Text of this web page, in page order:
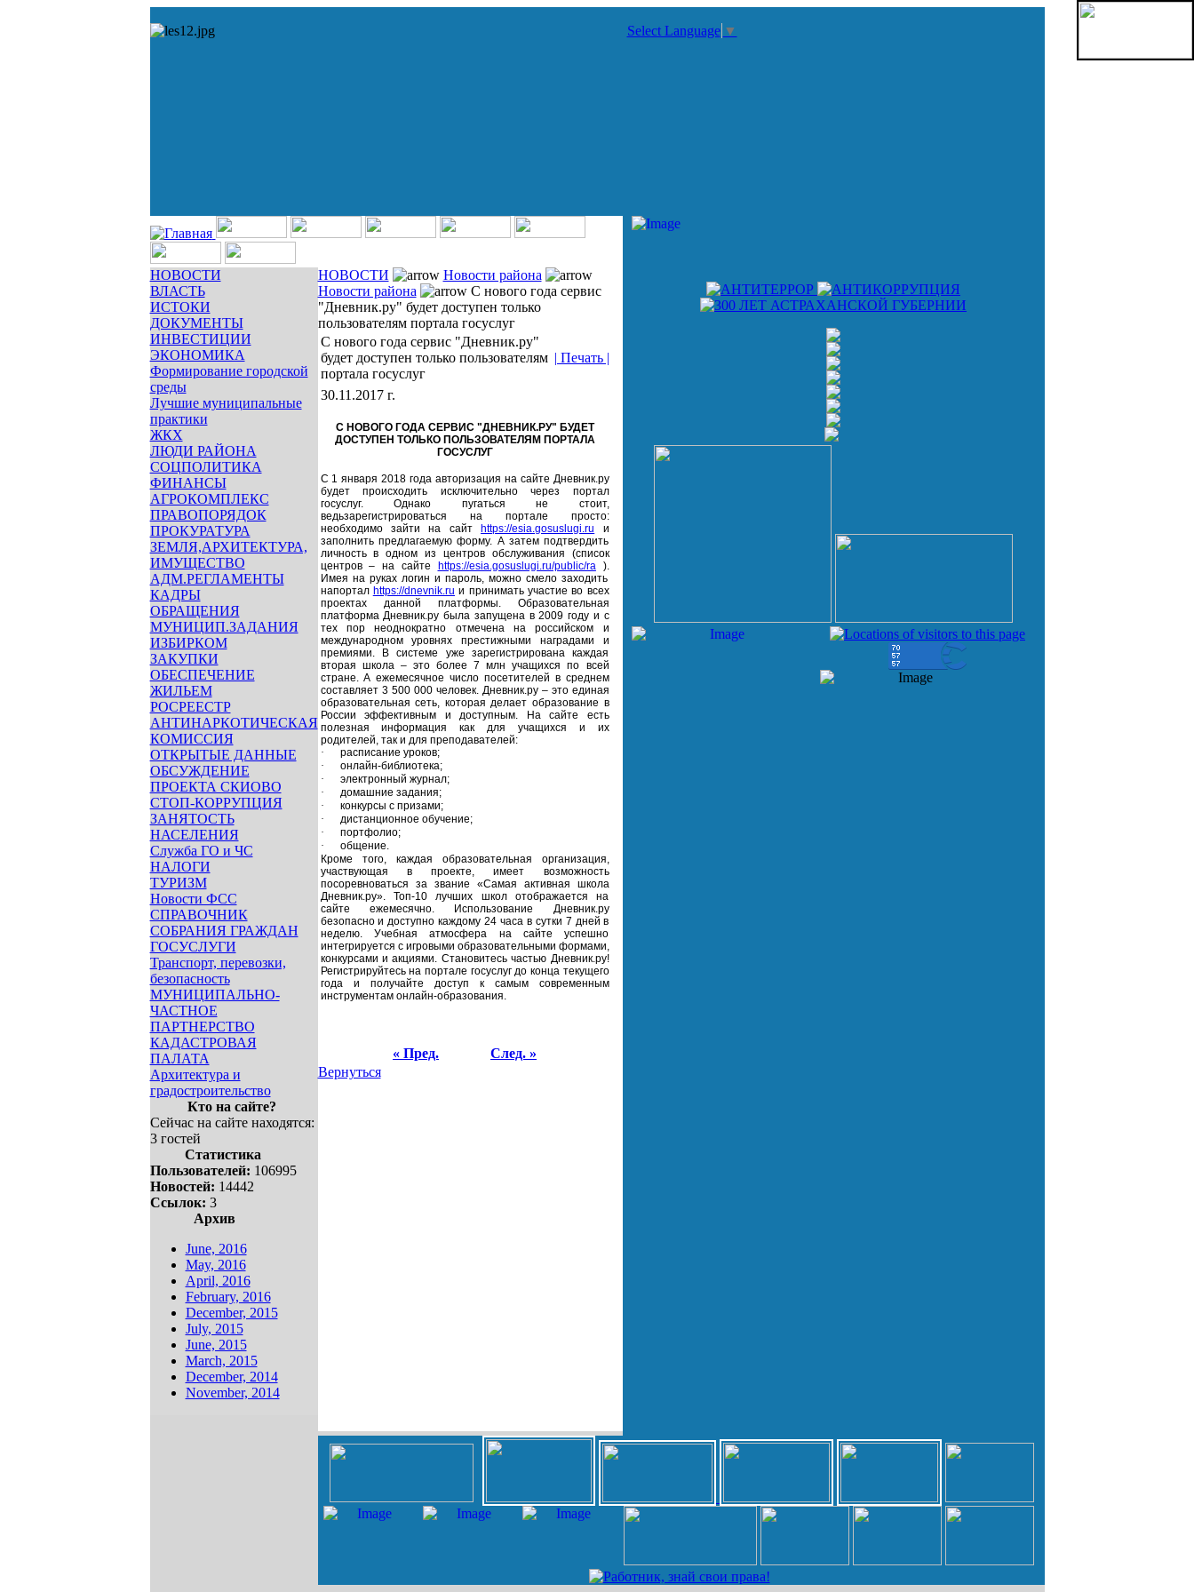
Select Language ▼
НОВОСТИ
ВЛАСТЬ
ИСТОКИ
ДОКУМЕНТЫ
ИНВЕСТИЦИИ
ЭКОНОМИКА
Формирование городской
среды
Лучшие муниципальные
практики
ЖКХ
ЛЮДИ РАЙОНА
СОЦПОЛИТИКА
ФИНАНСЫ
АГРОКОМПЛЕКС
ПРАВОПОРЯДОК
ПРОКУРАТУРА
ЗЕМЛЯ,АРХИТЕКТУРА,
ИМУЩЕСТВО
АДМ.РЕГЛАМЕНТЫ
КАДРЫ
ОБРАЩЕНИЯ
МУНИЦИП.ЗАДАНИЯ
ИЗБИРКОМ
ЗАКУПКИ
ОБЕСПЕЧЕНИЕ
ЖИЛЬЕМ
РОСРЕЕСТР
АНТИНАРКОТИЧЕСКАЯ
КОМИССИЯ
ОТКРЫТЫЕ ДАННЫЕ
ОБСУЖДЕНИЕ
ПРОЕКТА СКИОВО
СТОП-КОРРУПЦИЯ
ЗАНЯТОСТЬ
НАСЕЛЕНИЯ
Служба ГО и ЧС
НАЛОГИ
ТУРИЗМ
Новости ФСС
СПРАВОЧНИК
СОБРАНИЯ ГРАЖДАН
ГОСУСЛУГИ
Транспорт, перевозки,
безопасность
МУНИЦИПАЛЬНО-
ЧАСТНОЕ
ПАРТНЕРСТВО
КАДАСТРОВАЯ
ПАЛАТА
Архитектура и
градостроительство
Кто на сайте?
Сейчас на сайте находятся:
3 гостей
Статистика
Пользователей: 106995
Новостей: 14442
Ссылок: 3
Архив
June, 2016
May, 2016
April, 2016
February, 2016
December, 2015
July, 2015
June, 2015
March, 2015
December, 2014
November, 2014
НОВОСТИ
Новости района
Новости района
С нового года сервис
"Дневник.ру" будет доступен только
пользователям портала госуслуг
С нового года сервис "Дневник.ру"
будет доступен только пользователям
портала госуслуг
| Печать |
30.11.2017 г.
С НОВОГО ГОДА СЕРВИС "ДНЕВНИК.РУ" БУДЕТ
ДОСТУПЕН ТОЛЬКО ПОЛЬЗОВАТЕЛЯМ ПОРТАЛА
ГОСУСЛУГ
С 1 января 2018 года авторизация на сайте Дневник.ру
будет происходить исключительно через портал
госуслуг. Однако пугаться не стоит,
ведьзарегистрироваться на портале просто:
необходимо зайти на сайт https://esia.gosuslugi.ru
и
заполнить предлагаемую форму. А затем подтвердить
личность в одном из центров обслуживания (список
центров – на сайте https://esia.gosuslugi.ru/public/ra).
Имея на руках логин и пароль, можно смело заходить
напортал https://dnevnik.ru и принимать участие во всех
проектах данной платформы.Образовательная
платформа Дневник.ру была запущена в 2009 году и с
тех пор неоднократно отмечена на российском и
международном уровнях престижными наградами и
премиями. В системе уже зарегистрирована каждая
вторая школа – это более 7 млн учащихся по всей
стране. А ежемесячное число посетителей в среднем
составляет 3 500 000 человек.Дневник.ру – это единая
образовательная сеть, которая делает образование в
России эффективным и доступным. На сайте есть
полезная информация как для учащихся и их
родителей, так и для преподавателей:
·
расписание уроков;
·
онлайн-библиотека;
·
электронный журнал;
·
домашние задания;
·
конкурсы с призами;
·
дистанционное обучение;
·
портфолио;
·
общение.
Кроме того, каждая образовательная организация,
участвующая в проекте, имеет возможность
посоревноваться за звание «Самая активная школа
Дневник.ру». Топ-10 лучших школ отображается на
сайте ежемесячно.Использование Дневник.ру
безопасно и доступно каждому 24 часа в сутки 7 дней в
неделю. Учебная атмосфера на сайте успешно
интегрируется с игровыми образовательными формами,
конкурсами и акциями. Становитесь частью Дневник.ру!
Регистрируйтесь на портале госуслуг до конца текущего
года и получайте доступ к самым современным
инструментам онлайн-образования.
« Пред.
След. »
Вернуться